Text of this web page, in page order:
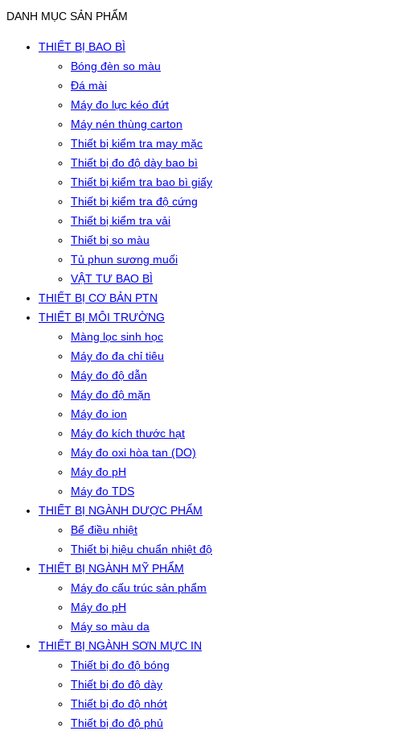
DANH MỤC SẢN PHẨM
THIẾT BỊ BAO BÌ
Bóng đèn so màu
Đá mài
Máy đo lực kéo đứt
Máy nén thùng carton
Thiết bị kiểm tra may mặc
Thiết bị đo độ dày bao bì
Thiết bị kiểm tra bao bì giấy
Thiết bị kiểm tra độ cứng
Thiết bị kiểm tra vải
Thiết bị so màu
Tủ phun sương muối
VẬT TƯ BAO BÌ
THIẾT BỊ CƠ BẢN PTN
THIẾT BỊ MÔI TRƯỜNG
Màng lọc sinh học
Máy đo đa chỉ tiêu
Máy đo độ dẫn
Máy đo độ mặn
Máy đo ion
Máy đo kích thước hạt
Máy đo oxi hòa tan (DO)
Máy đo pH
Máy đo TDS
THIẾT BỊ NGÀNH DƯỢC PHẨM
Bể điều nhiệt
Thiết bị hiệu chuẩn nhiệt độ
THIẾT BỊ NGÀNH MỸ PHẨM
Máy đo cấu trúc sản phẩm
Máy đo pH
Máy so màu da
THIẾT BỊ NGÀNH SƠN MỰC IN
Thiết bị đo độ bóng
Thiết bị đo độ dày
Thiết bị đo độ nhớt
Thiết bị đo độ phủ